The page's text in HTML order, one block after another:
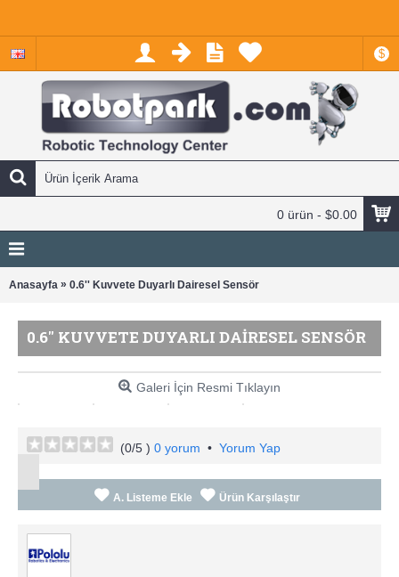
$
0 ürün - $0.00
Anasayfa » 0.6'' Kuvvete Duyarlı Dairesel Sensör
0.6'' KUVVETE DUYARLI DAIRESEL SENSÖR
Galeri İçin Resmi Tıklayın
(0/5 ) 0 yorum • Yorum Yap
A. Listeme Ekle Ürün Karşılaştır